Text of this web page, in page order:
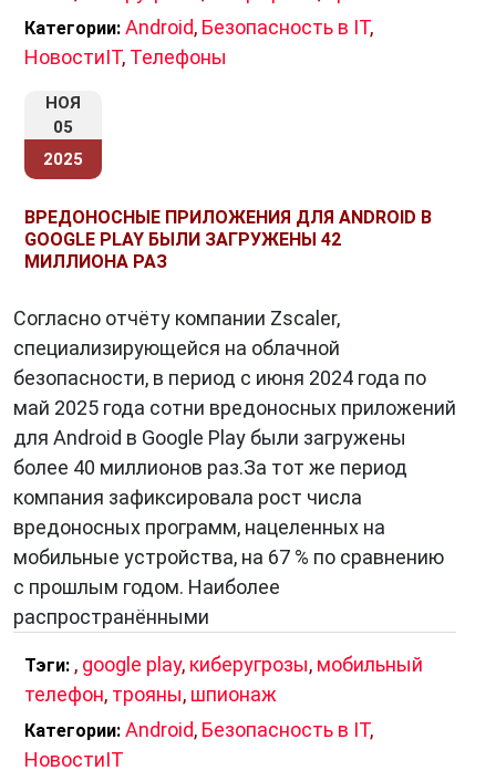
Методы защиты и обнаружения
защита должна быть
Антивирус с проактивной защитой
эвристический анализ и поведенческое
моделирование, способное выявить
неизвестных программ.
Регулярные обновления системы
уязвимости в старых версиях ПО часто
становятся точкой входа.
Осторожность при загрузке файлов и
переходах по ссылкам— особенно в
письмах и мессенджерах.
Ограниченные права пользователя
работа под обычной учётной записью
снижает риск критических изменений в
системе.
Использование межсетевого экрана
(фаервола)— позволяет отслеживать
несанкционированные соединения.
Мониторинг сетевой активности — многие
трояны обмениваются данными с внешними
Категории: Android, Безопасность в IT,
НовостиIT, Телефоны
НОЯ
05
2025
ВРЕДОНОСНЫЕ ПРИЛОЖЕНИЯ ДЛЯ ANDROID В
GOOGLE PLAY БЫЛИ ЗАГРУЖЕНЫ 42
МИЛЛИОНА РАЗ
Согласно отчёту компании Zscaler,
специализирующейся на облачной
безопасности, в период с июня 2024 года по
май 2025 года сотни вредоносных приложений
для Android в Google Play были загружены
более 40 миллионов раз.За тот же период
компания зафиксировала рост числа
вредоносных программ, нацеленных на
мобильные устройства, на 67 % по сравнению
с прошлым годом. Наиболее
распространёнными
Тэги: , google play, киберугрозы, мобильный
телефон, трояны, шпионаж
Категории: Android, Безопасность в IT,
НовостиIT